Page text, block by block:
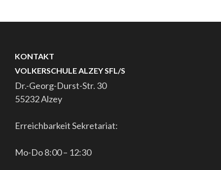
KONTAKT
VOLKERSCHULE ALZEY SFL/S
Dr.-Georg-Durst-Str. 30
55232 Alzey
Erreichbarkeit Sekretariat:
Mo-Do 8:00 – 12:30